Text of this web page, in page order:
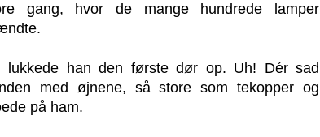
gang, hvor de mange hundrede lamper
lukkede han den første dør op. Uh! Dér sad
med øjnene, så store som tekopper og
på ham.